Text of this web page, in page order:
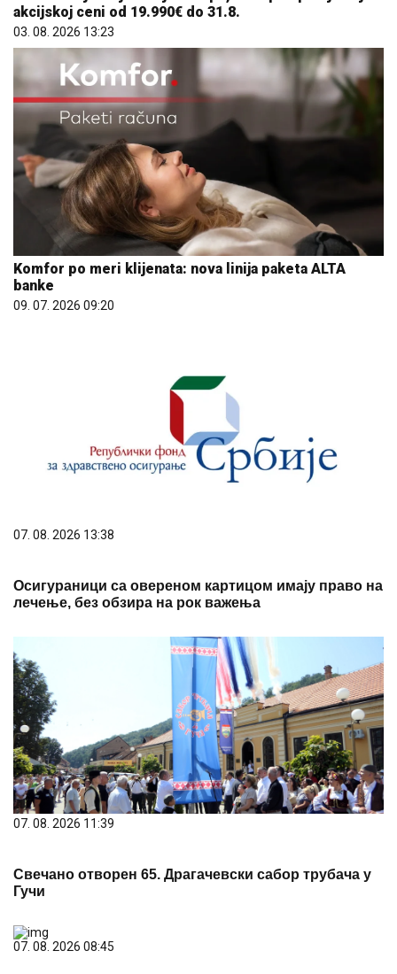
Komfor po meri klijenata: nova linija paketa ALTA
banke
09. 07. 2026 09:20
07. 08. 2026 13:38
07. 08. 2026 11:39
Свечано отворен 65. Драгачевски сабор трубача у
Гучи
сутра у Крушчићу